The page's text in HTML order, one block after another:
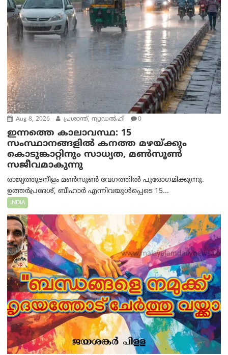
Aug 8, 2026 പ്രശാന്ത്, ന്യൂഡല്‍ഹി 0
ഇന്നത്തെ കാലാവസ്ഥ: 15
സംസ്ഥാനങ്ങളിൽ കനത്ത മഴയ്ക്കും
കൊടുങ്കാറ്റിനും സാധ്യത, മൺസൂൺ
സജീവമാകുന്നു
രാജ്യത്തുടനീളം മൺസൂൺ വേഗത്തിൽ പുരോഗമിക്കുന്നു.
ഉത്തർപ്രദേശ്, ബീഹാർ എന്നിവയുൾപ്പെടെ 15...
INDIA